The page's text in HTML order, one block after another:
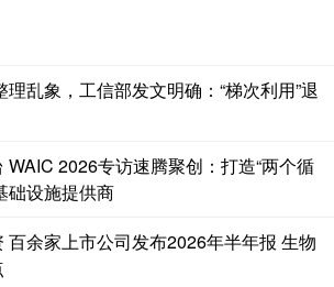
乱象，工信部发文明确：“梯次利用”退
WAIC 2026专访速腾聚创：打造“两个循
础设施提供商
百余家上市公司发布2026年半年报 生物